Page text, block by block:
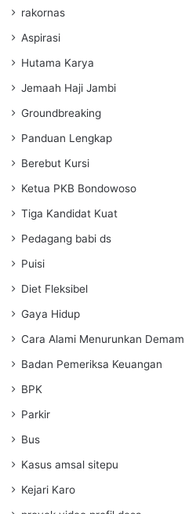
rakornas
Aspirasi
Hutama Karya
Jemaah Haji Jambi
Groundbreaking
Panduan Lengkap
Berebut Kursi
Ketua PKB Bondowoso
Tiga Kandidat Kuat
Pedagang babi ds
Puisi
Diet Fleksibel
Gaya Hidup
Cara Alami Menurunkan Demam
Badan Pemeriksa Keuangan
BPK
Parkir
Bus
Kasus amsal sitepu
Kejari Karo